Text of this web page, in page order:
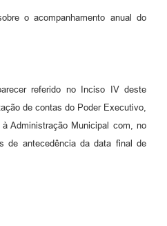
o acompanhamento anual do
referido no Inciso IV deste
de contas do Poder Executivo,
Administração Municipal com, no
de antecedência da data final de